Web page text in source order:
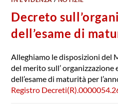
Decreto
dell’esame di
Alleghiamo le disposizioni del
del merito sull’
dell’esame di maturità per
Registro